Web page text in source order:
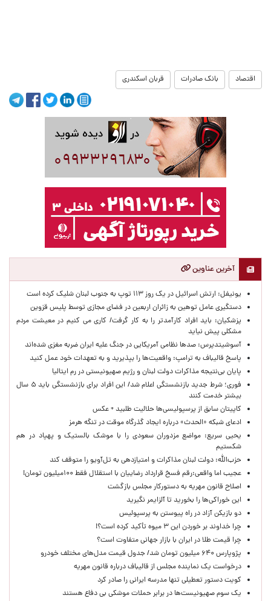
اقتصاد بانک صادرات قربان اسکندری
آخرین عناوین
یونیفل: ارتش اسرائیل در یک روز ۱۱۳ توپ به جنوب لبنان شلیک کرده است
دستگیری عامل توهین به زائران اربعین در فضای مجازی توسط پلیس قزوین
پزشکیان: باید افراد کارآمدتر را به کار گرفت/ کاری می کنیم در معیشت مردم
مشکلی پیش نیاید
آسوشیتدپرس: صدها نظامی آمریکایی در جنگ علیه ایران ضربه مغزی شده‌اند
پاسخ قالیباف به ترامپ: واقعیت‌ها را بپذیرید و به تعهدات خود عمل کنید
پایان بی‌نتیجه مذاکرات دولت لبنان و رژیم صهیونیستی در رم ایتالیا
فوری؛ شرط جدید بازنشستگی اعلام شد/ این افراد برای بازنشستگی باید ۵ سال
بیشتر خدمت کنند
کاپیتان سابق از پرسپولیسی‌ها حلالیت طلبید + عکس
ادعای شبکه «الحدث» درباره ایجاد گذرگاه موقت در تنگه هرمز
یحیی سریع: مواضع مزدوران سعودی را با موشک بالستیک و پهپاد در هم
شکستیم
حزب‌الله: دولت لبنان مذاکرات و امتیازدهی به تل‌آویو را متوقف کند
عجیب اما واقعی:رقم فسخ قرارداد رضاییان با استقلال فقط ۱۰۰میلیون تومان!
اصلاح قانون مهریه به دستورکار مجلس بازگشت
این خوراکی‌ها را بخورید تا آلزایمر نگیرید
دو بازیکن آزاد در راه پیوستن به پرسپولیس
چرا خداوند بر خوردن این ۳ میوه تأکید کرده است؟!
چرا قیمت طلا در ایران با بازار جهانی متفاوت است؟
پژوپارس ۶۴۰ میلیون تومان شد/ جدول قیمت مدل‌های مختلف خودرو
درخواست یک نماینده مجلس از قالیباف درباره قانون مهریه
کویت دستور تعطیلی تنها مدرسه ایرانی را صادر کرد
یک‌ سوم صهیونیست‌ها در برابر حملات موشکی بی دفاع هستند